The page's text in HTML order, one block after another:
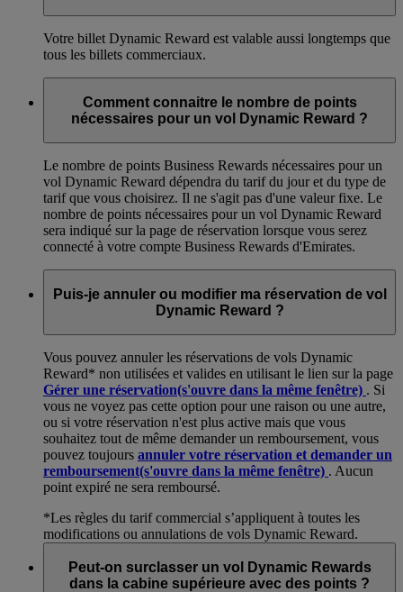
Votre billet Dynamic Reward est valable aussi longtemps que
tous les billets commerciaux.
Comment connaitre le nombre de points
nécessaires pour un vol Dynamic Reward ?
Le nombre de points Business Rewards nécessaires pour un
vol Dynamic Reward dépendra du tarif du jour et du type de
tarif que vous choisirez. Il ne s'agit pas d'une valeur fixe. Le
nombre de points nécessaires pour un vol Dynamic Reward
sera indiqué sur la page de réservation lorsque vous serez
connecté à votre compte Business Rewards d'Emirates.
Puis-je annuler ou modifier ma réservation de vol
Dynamic Reward ?
Vous pouvez annuler les réservations de vols Dynamic
Reward* non utilisées et valides en utilisant le lien sur la page
Gérer une réservation(s'ouvre dans la même fenêtre) . Si
vous ne voyez pas cette option pour une raison ou une autre,
ou si votre réservation n'est plus active mais que vous
souhaitez tout de même demander un remboursement, vous
pouvez toujours annuler votre réservation et demander un
remboursement(s'ouvre dans la même fenêtre) . Aucun
point expiré ne sera remboursé.
*Les règles du tarif commercial s’appliquent à toutes les
modifications ou annulations de vols Dynamic Reward.
Peut-on surclasser un vol Dynamic Rewards
dans la cabine supérieure avec des points ?